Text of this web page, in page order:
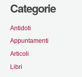
Categorie
Antidoti
Appuntamenti
Articoli
Libri